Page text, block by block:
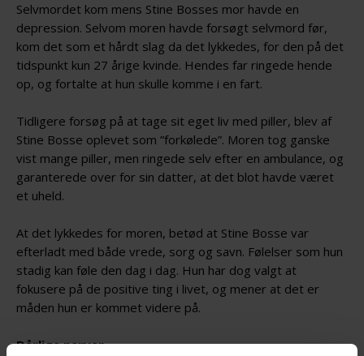
Selvmordet kom mens Stine Bosses mor havde en
depression. Selvom moren havde forsøgt selvmord før,
kom det som et hårdt slag da det lykkedes, for den på det
tidspunkt kun 27 årige kvinde. Hendes far ringede hende
op, og fortalte at hun skulle komme i en fart.
Tidligere forsøg på at tage sit eget liv med piller, blev af
Stine Bosse oplevet som ”forkølede”. Moren tog ganske
vist mange piller, men ringede selv efter en ambulance, og
garanterede over for sin datter, at det blot havde været
et uheld.
At det lykkedes for moren, betød at Stine Bosse var
efterladt med både vrede, sorg og savn. Følelser som hun
stadig kan føle den dag i dag. Hun har dog valgt at
fokusere på de positive ting i livet, og mener at det er
måden hun er kommet videre på.
Dårlige nerver